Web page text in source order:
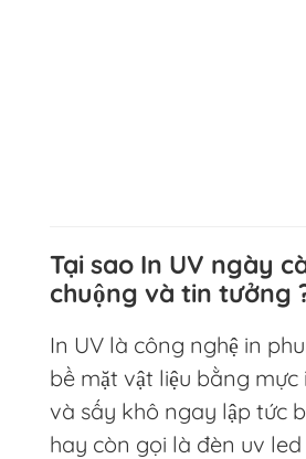
Tại sao In UV ngày
chuộng và tin tưởng
In UV là công nghệ in
bề mặt vật liệu bằng
và sấy khô ngay lập tức
hay còn gọi là đèn uv